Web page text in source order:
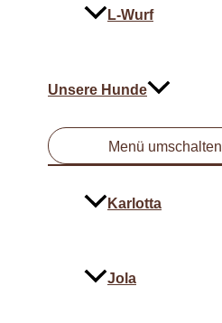
L-Wurf
Unsere Hunde
Menü umschalten
Karlotta
Jola